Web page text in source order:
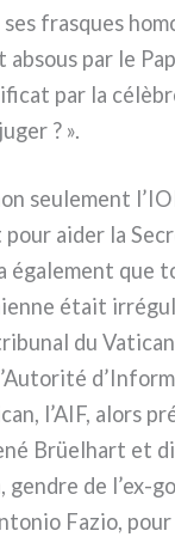
ses fra­sques
par le
par la
? ».
seu­le­ment
pour aider la
éga­le­ment que
était
du
l’AIF, alors
Brüelhart et
gen­dre de l’ex-
Fazio,